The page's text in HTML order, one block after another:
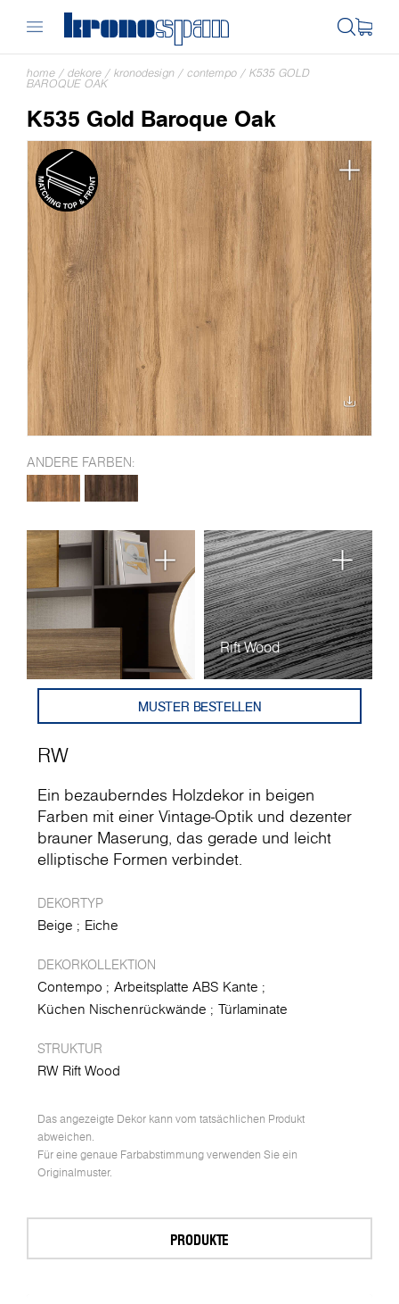
home / dekore / kronodesign / contempo / K535 GOLD
BAROQUE OAK
K535 Gold Baroque Oak
ANDERE FARBEN:
Rift Wood
RW
MUSTER BESTELLEN
Ein bezauberndes Holzdekor in beigen
Farben mit einer Vintage-Optik und dezenter
brauner Maserung, das gerade und leicht
elliptische Formen verbindet.
DEKORTYP
Beige Eiche
DEKORKOLLEKTION
Contempo
Arbeitsplatte ABS Kante
Küchen Nischenrückwände
Türlaminate
STRUKTUR
RW Rift Wood
Das angezeigte Dekor kann vom tatsächlichen Produkt
abweichen.
Für eine genaue Farbabstimmung verwenden Sie ein
Originalmuster.
PRODUKTE